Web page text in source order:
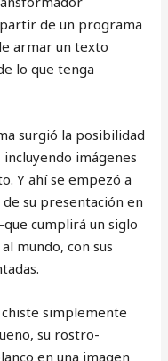
de un programa
armar un texto
lo que tenga
surgió la posibilidad
imágenes
Y ahí se empezó a
su presentación en
cumplirá un siglo
mundo, con sus
simplemente
su rostro-
en una imagen